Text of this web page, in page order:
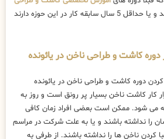
و تکمیلی را گذرانده اند و یا حداقل 5 سال سابقه کار در این حوزه دارند
دوره کاشت و طراحی ناخن در یائونده
کردن دوره کاشت و طراحی ناخن در یائونده
کار کاشت ناخن بسیار پر رونق است و روز به
می شود. ممکن است بعضی افراد زمان کافی
را نداشته باشند و یا به علت شرکت در مراسم
کردن ناخن ها را نداشته باشند. از طرفی به